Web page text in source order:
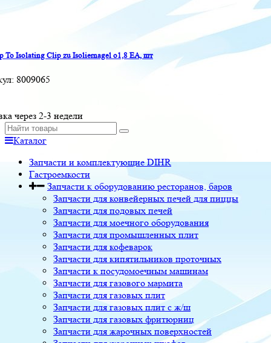
To Isolating Clip zu Isoliernagel o1,8 EA, шт
8009065
через 2-3 недели
Каталог
Запчасти и комплектующие DIHR
Гастроемкости
Запчасти к оборудованию ресторанов, баров
Запчасти для конвейерных печей для пиццы
Запчасти для подовых печей
Запчасти для моечного оборудования
Запчасти для промышленных плит
Запчасти для кофеварок
Запчасти для кипятильников проточных
Запчасти к посудомоечным машинам
Запчасти для газового мармита
Запчасти для газовых плит
Запчасти для газовых плит с ж/ш
Запчасти для газовых фритюрниц
Запчасти для жарочных поверхностей